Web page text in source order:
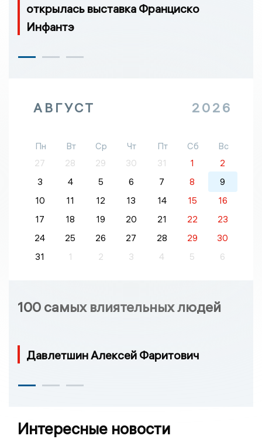
открылась выставка Франциско
Инфантэ
АВГУСТ 2026
Пн Вт Ср Чт Пт Сб
Вс
27
28 29 30 31 1
2
3
4 5 6 7 8
9
10
11 12 13 14 15
16
17
18 19 20 21 22
23
24
25 26 27 28 29
30
31
1 2 3 4 5 6
100 самых влиятельных людей
Давлетшин Алексей Фаритович
Интересные новости